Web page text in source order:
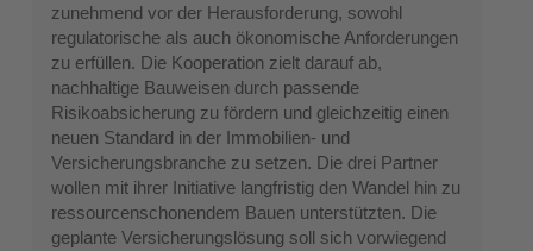
zunehmend vor der Herausforderung, sowohl
regulatorische als auch ökonomische Anforderungen
zu erfüllen. Die Kooperation zielt darauf ab,
nachhaltige Bauweisen durch passende
Risikoabsicherung zu fördern und gleichzeitig einen
neuen Standard in der Immobilien- und
Versicherungsbranche zu setzen. Die drei Partner
wollen mit ihrer Initiative langfristig den Wandel hin zu
ressourcenschonendem Bauen unterstützten. Die
geplante Versicherungslösung soll sich vorwiegend